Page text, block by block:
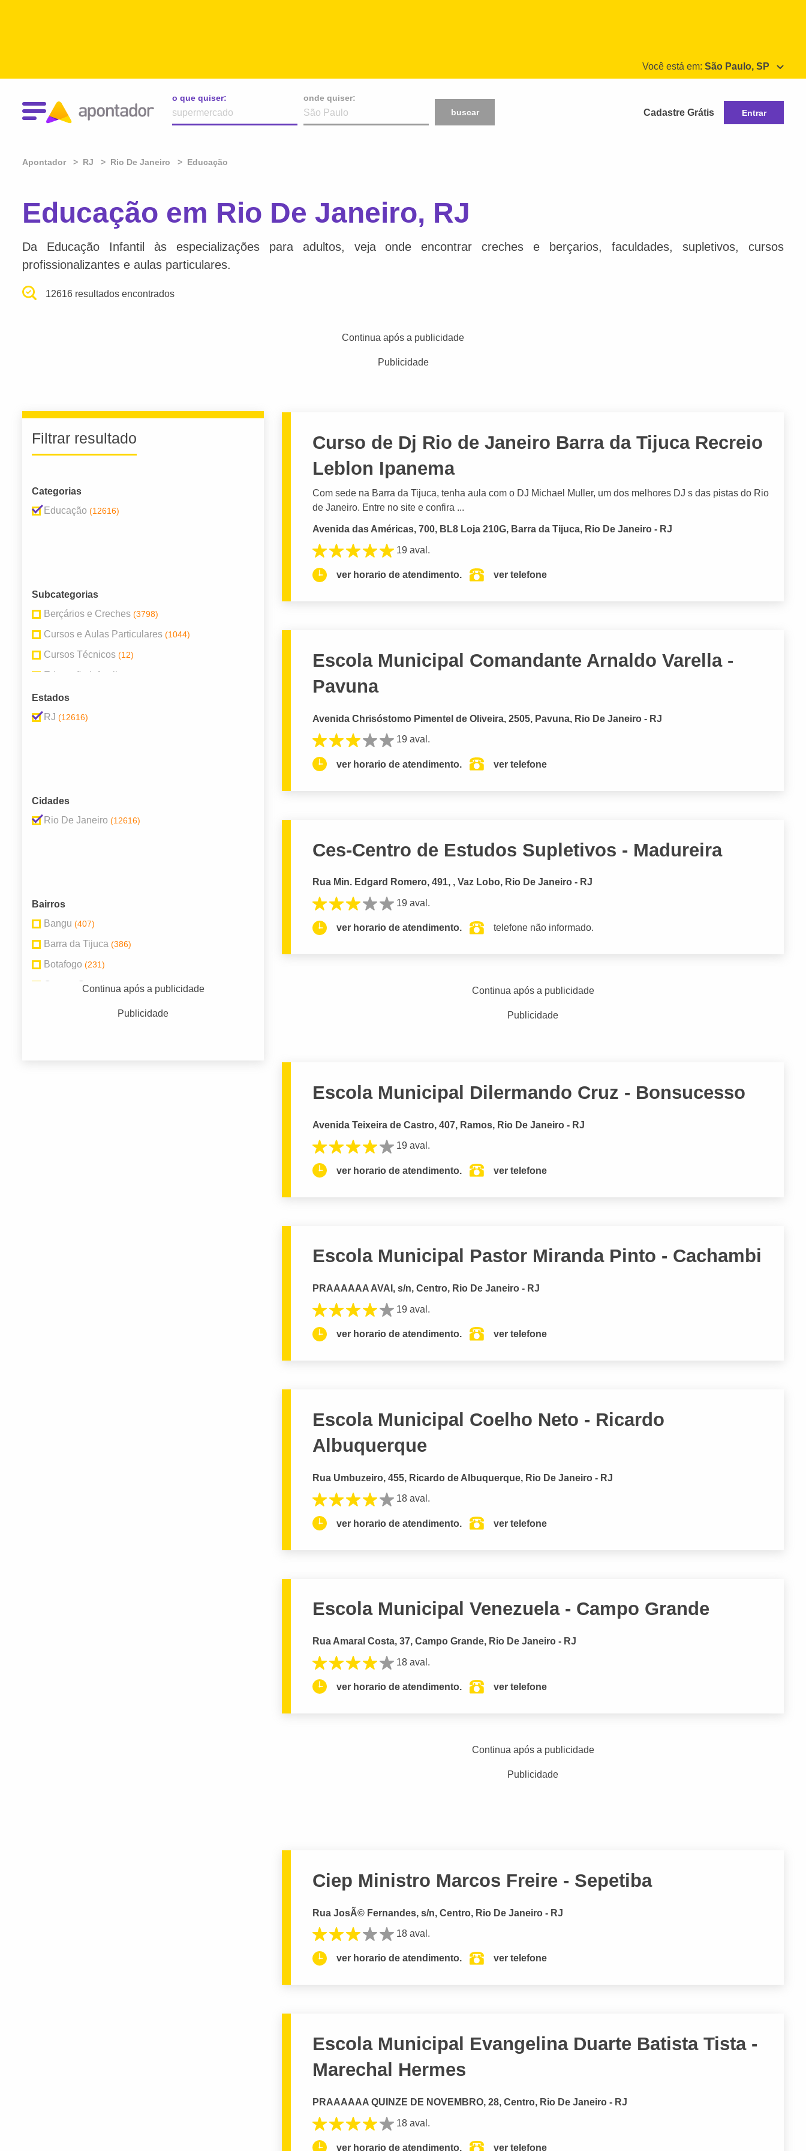
Você está em: São Paulo, SP
o que quiser:
onde quiser:
buscar
Cadastre Grátis Entrar
Apontador RJ Rio De Janeiro Educação
Educação em Rio De Janeiro, RJ
Da Educação Infantil às especializações para adultos, veja onde encontrar creches e berçarios, faculdades, supletivos, cursos
profissionalizantes e aulas particulares.
12616 resultados encontrados
Continua após a publicidade
Publicidade
Filtrar resultado
Categorias
Educação (12616)
Subcategorias
Berçários e Creches (3798)
Cursos e Aulas Particulares (1044)
Cursos Técnicos (12)
Educação Infantil
Escolas de Idioma
Escolas Particulares
Estados
RJ (12616)
Cidades
Rio De Janeiro (12616)
Bairros
Bangu (407)
Barra da Tijuca (386)
Botafogo (231)
Campo Grande(676)
Continua após a publicidade
Publicidade
Curso de Dj Rio de Janeiro Barra da Tijuca Recreio
Leblon Ipanema
Com sede na Barra da Tijuca, tenha aula com o DJ Michael Muller, um dos melhores DJ s das pistas do Rio
de Janeiro. Entre no site e confira ...
Avenida das Américas, 700, BL8 Loja 210G, Barra da Tijuca, Rio De Janeiro - RJ
19 aval.
ver horario de atendimento. ver telefone
Escola Municipal Comandante Arnaldo Varella -
Pavuna
Avenida Chrisóstomo Pimentel de Oliveira, 2505, Pavuna, Rio De Janeiro - RJ
19 aval.
ver horario de atendimento. ver telefone
Ces-Centro de Estudos Supletivos - Madureira
Rua Min. Edgard Romero, 491, , Vaz Lobo, Rio De Janeiro - RJ
19 aval.
ver horario de atendimento. telefone não informado.
Continua após a publicidade
Publicidade
Escola Municipal Dilermando Cruz - Bonsucesso
Avenida Teixeira de Castro, 407, Ramos, Rio De Janeiro - RJ
19 aval.
ver horario de atendimento. ver telefone
Escola Municipal Pastor Miranda Pinto - Cachambi
PRAAAAAA AVAI, s/n, Centro, Rio De Janeiro - RJ
19 aval.
ver horario de atendimento. ver telefone
Escola Municipal Coelho Neto - Ricardo
Albuquerque
Rua Umbuzeiro, 455, Ricardo de Albuquerque, Rio De Janeiro - RJ
18 aval.
ver horario de atendimento. ver telefone
Escola Municipal Venezuela - Campo Grande
Rua Amaral Costa, 37, Campo Grande, Rio De Janeiro - RJ
18 aval.
ver horario de atendimento. ver telefone
Continua após a publicidade
Publicidade
Ciep Ministro Marcos Freire - Sepetiba
Rua JosÃ© Fernandes, s/n, Centro, Rio De Janeiro - RJ
18 aval.
ver horario de atendimento. ver telefone
Escola Municipal Evangelina Duarte Batista Tista -
Marechal Hermes
PRAAAAAA QUINZE DE NOVEMBRO, 28, Centro, Rio De Janeiro - RJ
18 aval.
ver horario de atendimento. ver telefone